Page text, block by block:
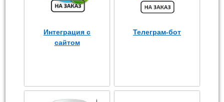
Интеграция с
сайтом
Телеграм-бот